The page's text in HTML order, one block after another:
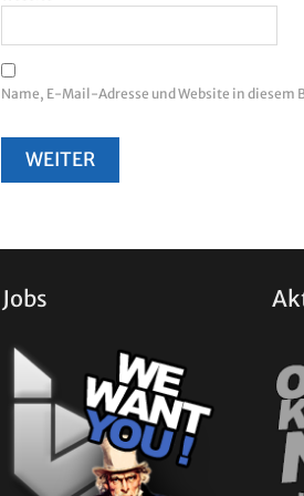
Name, E-Mail-Adresse und Website in
Jobs